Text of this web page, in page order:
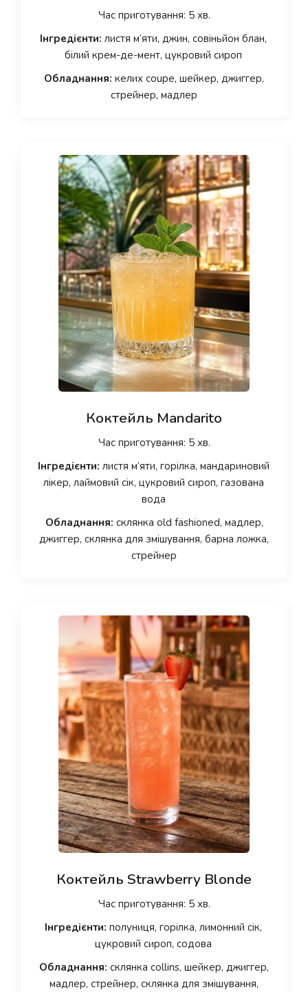
Час приготування: 5 хв.
Інгредієнти: листя м’яти, джин, совіньйон блан,
білий крем-де-мент, цукровий сироп
Обладнання: келих coupe, шейкер, джиггер,
стрейнер, мадлер
Коктейль Mandarito
Час приготування: 5 хв.
Інгредієнти: листя м’яти, горілка, мандариновий
лікер, лаймовий сік, цукровий сироп, газована
вода
Обладнання: склянка old fashioned, мадлер,
джиггер, склянка для змішування, барна ложка,
стрейнер
Коктейль Strawberry Blonde
Час приготування: 5 хв.
Інгредієнти: полуниця, горілка, лимонний сік,
цукровий сироп, содова
Обладнання: склянка collins, шейкер, джиггер,
мадлер, стрейнер, склянка для змішування,